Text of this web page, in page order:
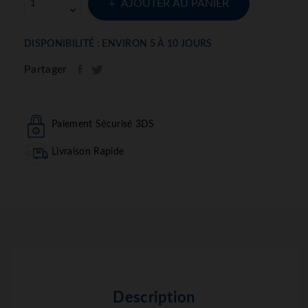
AJOUTER AU PANIER
DISPONIBILITÉ : ENVIRON 5 À 10 JOURS
Partager
Paiement Sécurisé 3DS
Livraison Rapide
Description